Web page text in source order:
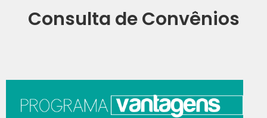
Consulta de Convênios